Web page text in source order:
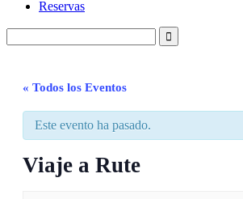
Reservas
« Todos los Eventos
Este evento ha pasado.
Viaje a Rute